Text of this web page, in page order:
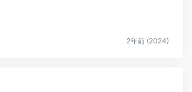
2年前 (2024)